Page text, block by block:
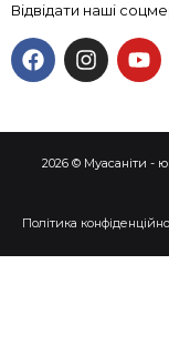
Відвідати наші
2026 © Муасаніти -
Політика